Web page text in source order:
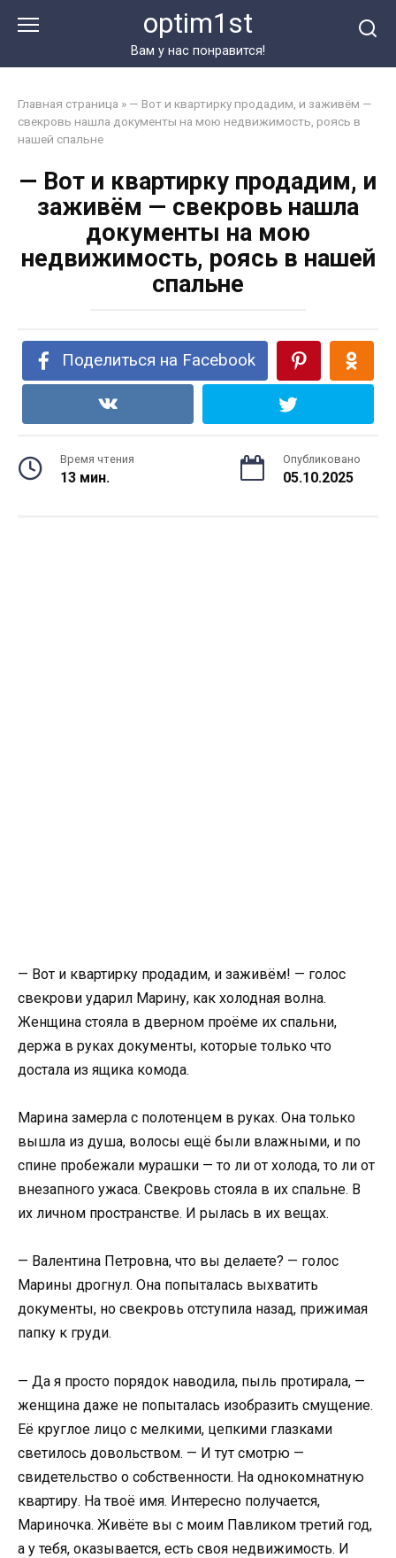
optim1st
Вам у нас понравится!
Главная страница » — Вот и квартирку продадим, и заживём —
свекровь нашла документы на мою недвижимость, роясь в
нашей спальне
— Вот и квартирку продадим, и
заживём — свекровь нашла
документы на мою
недвижимость, роясь в нашей
спальне
Поделиться на Facebook
Время чтения
13 мин.
Опубликовано
05.10.2025
— Вот и квартирку продадим, и заживём! — голос
свекрови ударил Марину, как холодная волна.
Женщина стояла в дверном проёме их спальни,
держа в руках документы, которые только что
достала из ящика комода.
Марина замерла с полотенцем в руках. Она только
вышла из душа, волосы ещё были влажными, и по
спине пробежали мурашки — то ли от холода, то ли от
внезапного ужаса. Свекровь стояла в их спальне. В
их личном пространстве. И рылась в их вещах.
— Валентина Петровна, что вы делаете? — голос
Марины дрогнул. Она попыталась выхватить
документы, но свекровь отступила назад, прижимая
папку к груди.
— Да я просто порядок наводила, пыль протирала, —
женщина даже не попыталась изобразить смущение.
Её круглое лицо с мелкими, цепкими глазками
светилось довольством. — И тут смотрю —
свидетельство о собственности. На однокомнатную
квартиру. На твоё имя. Интересно получается,
Мариночка. Живёте вы с моим Павликом третий год,
а у тебя, оказывается, есть своя недвижимость. И